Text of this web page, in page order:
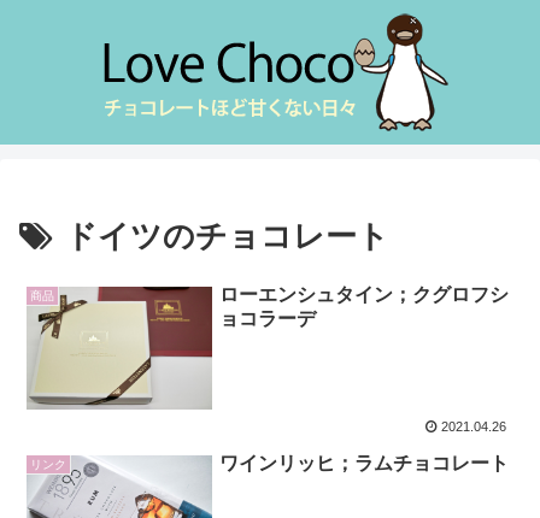
ドイツのチョコレート
商品
ローエンシュタイン；クグロフシ
ョコラーデ
2021.04.26
リンク ワインリッヒ；ラムチョコレート